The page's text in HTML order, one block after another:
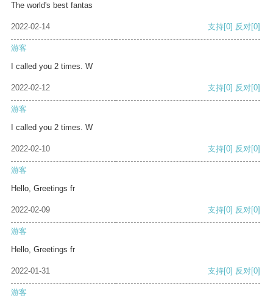
The world's best fantas
2022-02-14 支持[0] 反对[0]
游客
I called you 2 times. W
2022-02-12 支持[0] 反对[0]
游客
I called you 2 times. W
2022-02-10 支持[0] 反对[0]
游客
Hello, Greetings fr
2022-02-09 支持[0] 反对[0]
游客
Hello, Greetings fr
2022-01-31 支持[0] 反对[0]
游客